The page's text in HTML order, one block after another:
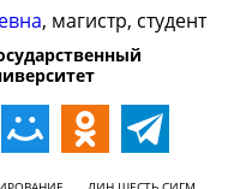
, магистр, студент